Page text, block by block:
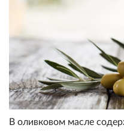
В оливковом масле